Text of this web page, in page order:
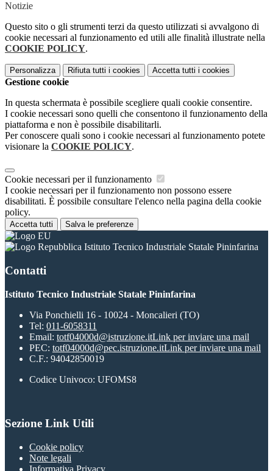
Notizie
Questo sito o gli strumenti terzi da questo utilizzati si avvalgono di
cookie necessari al funzionamento ed utili alle finalità illustrate nella
COOKIE POLICY.
Personalizza Rifiuta tutti i cookies Accetta tutti i cookies
Gestione cookie
In questa schermata è possibile scegliere quali cookie consentire.
I cookie necessari sono quelli che consentono il funzionamento della
piattaforma e non è possibile disabilitarli.
Per conoscere quali sono i cookie necessari al funzionamento potete
visionare la COOKIE POLICY.
Cookie necessari per il funzionamento
I cookie necessari per il funzionamento non possono essere
disabilitati. È possibile consultare l'elenco nella pagina della cookie
policy.
Accetta tutti Salva le preferenze
Istituto Tecnico Industriale Statale Pininfarina
Contatti
Istituto Tecnico Industriale Statale Pininfarina
Via Ponchielli 16 - 10024 - Moncalieri (TO)
Tel: 011-6058311
Email: totf04000d@istruzione.itLink per inviare una mail
PEC: totf04000d@pec.istruzione.itLink per inviare una mail
C.F.: 94042850019
Codice Univoco: UFOMS8
Sezione Link Utili
Cookie policy
Note legali
Informativa Privacy